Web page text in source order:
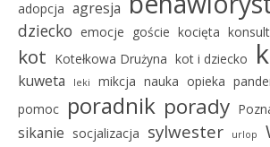
adopcja agresja
dziecko emocje goście kocięta
kot Kotełkowa Drużyna kot i dziecko
kuweta
leki mikcja nauka opieka
pomoc poradnik porady
sikanie socjalizacja sylwester urlop